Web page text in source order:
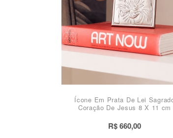
Ícone Em Prata De Lei
Coração De Jesus 8 X 11 cm
R$ 660,00